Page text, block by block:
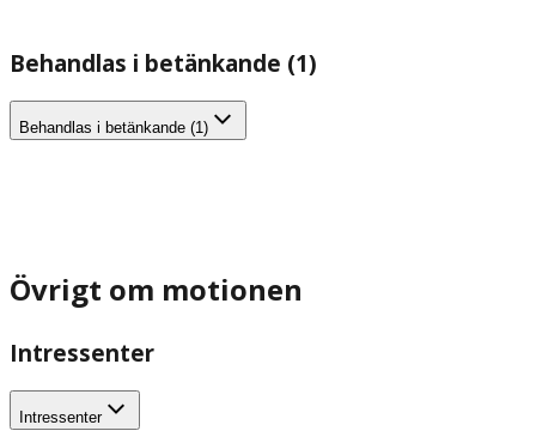
Behandlas i betänkande (1)
Behandlas i betänkande (1)
Övrigt om motionen
Intressenter
Intressenter